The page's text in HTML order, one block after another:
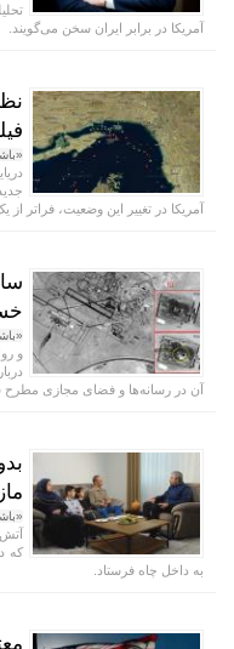
آمریکا در برابر ایران سخن می‌گویند.
آمریکا در تغییر این وضعیت، فراتر
و
آن در رسانه‌ها و فضای مجازی
به داخل چاه فرستاد.